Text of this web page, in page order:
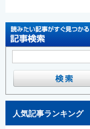
人気記事ランキング